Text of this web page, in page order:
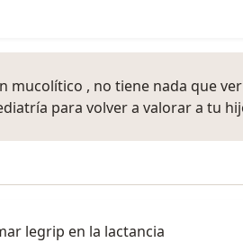
mucolítico , no tiene nada que
para volver a valorar a tu
legrip en la lactancia